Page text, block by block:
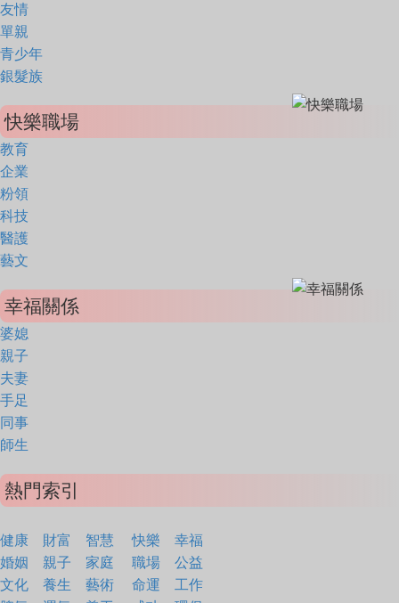
友情
單親
青少年
銀髮族
快樂職場
教育
企業
粉領
科技
醫護
藝文
幸福關係
婆媳
親子
夫妻
手足
同事
師生
熱門索引
健康 財富 智慧 快樂
幸福
婚姻
親子 家庭 職場
公益
文化
養生 藝術 命運
工作